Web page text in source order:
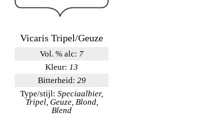
Vicaris Tripel/Geuze
Vol. % alc: 7
Kleur: 13
Bitterheid: 29
Type/stijl: Speciaalbier,
Tripel, Geuze, Blond,
Blend